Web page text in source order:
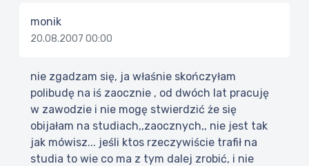
monik
20.08.2007 00:00
nie zgadzam się, ja właśnie skończyłam
polibudę na iś zaocznie , od dwóch lat pracuję
w zawodzie i nie mogę stwierdzić że się
obijałam na studiach,,zaocznych,, nie jest tak
jak mówisz... jeśli ktos rzeczywiście trafił na
studia to wie co ma z tym dalej zrobić, i nie